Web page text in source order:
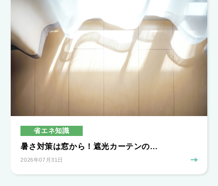
省エネ知識
暑さ対策は窓から！遮光カーテンの…
2026年07月31日